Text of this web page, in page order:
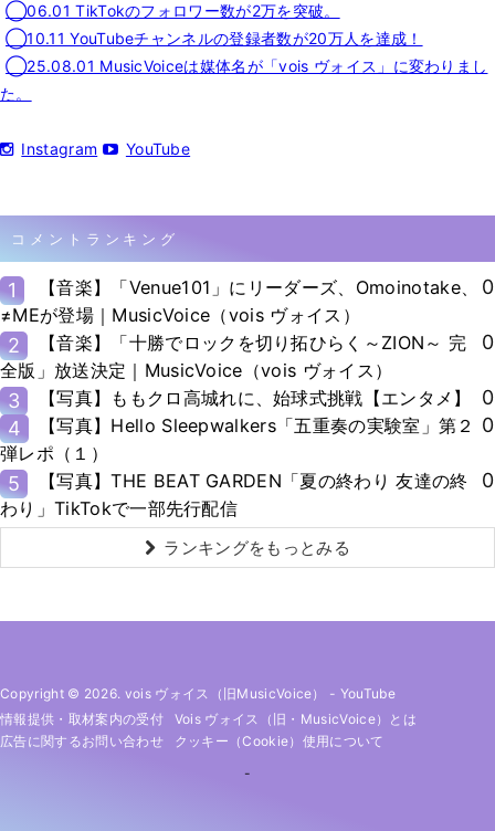
◯06.01 TikTokのフォロワー数が2万を突破。
◯10.11 YouTubeチャンネルの登録者数が20万人を達成！
◯25.08.01 MusicVoiceは媒体名が「vois ヴォイス」に変わりまし
た。
Instagram YouTube
コメントランキング
1
【音楽】「Venue101」にリーダーズ、Omoinotake、
≠MEが登場｜MusicVoice（vois ヴォイス）
0
2
【音楽】「十勝でロックを切り拓ひらく～ZION～ 完
全版」放送決定｜MusicVoice（vois ヴォイス）
0
3 【写真】ももクロ高城れに、始球式挑戦【エンタメ】
0
4
【写真】Hello Sleepwalkers「五重奏の実験室」第２
弾レポ（１）
0
5
【写真】THE BEAT GARDEN「夏の終わり 友達の終
わり」TikTokで一部先行配信
0
ランキングをもっとみる
Copyright © 2026. vois ヴォイス（旧MusicVoice） - YouTube
情報提供・取材案内の受付
Vois ヴォイス（旧・MusicVoice）とは
広告に関するお問い合わせ
クッキー（cookie）使用について
-